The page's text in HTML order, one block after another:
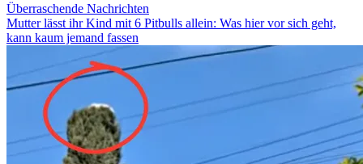
Überraschende Nachrichten
Mutter lässt ihr Kind mit 6 Pitbulls allein: Was hier vor sich geht,
kann kaum jemand fassen